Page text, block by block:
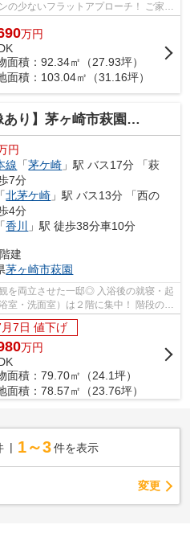
の少ないフラットアプローチ！ ご家族
♪ ...
万円
面積：92.34㎡（27.93坪）
面積：103.04㎡（31.16坪）
ヶ崎市萩園１１期 新築戸建 全１棟
円
線 「茅ケ崎 」駅 バス17分 「萩
7分
「北茅ケ崎 」駅 バス13分 「西の
4分
「香川
」駅 徒歩38分車10分
建
茅ヶ崎市萩園
を両立させた一邸◎ 入浴後の就寝・起
室・洗面室）は２階に集中！ 階段の昇
...
7日 値下げ
万円
面積：79.70㎡（24.1坪）
面積：78.57㎡（23.76坪）
1～3 件を表示
変更